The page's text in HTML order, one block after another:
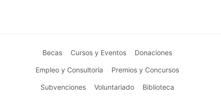
Becas Cursos y Eventos Donaciones
Empleo y Consultoría Premios y Concursos
Subvenciones Voluntariado Biblioteca